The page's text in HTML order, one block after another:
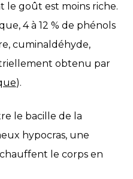
le goût est moins riche.
4 à 12 % de phénols
cuminaldéhyde,
obtenu par
).
le bacille de la
hypocras, une
le corps en